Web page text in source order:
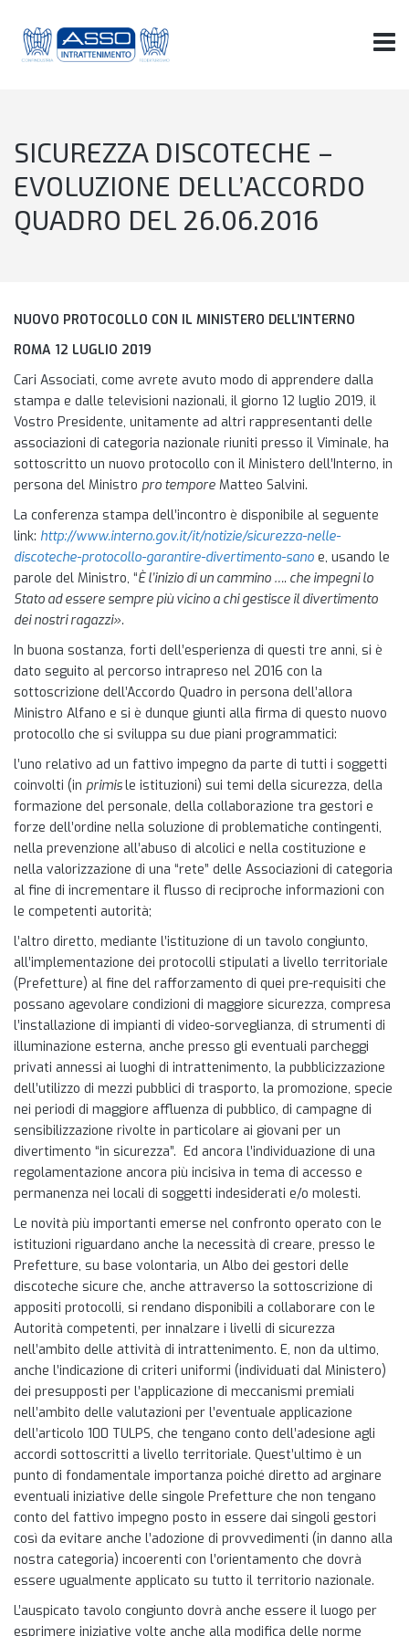
SICUREZZA DISCOTECHE –
EVOLUZIONE DELL’ACCORDO
QUADRO DEL 26.06.2016
NUOVO PROTOCOLLO CON IL MINISTERO DELL’INTERNO
ROMA 12 LUGLIO 2019
Cari Associati, come avrete avuto modo di apprendere dalla
stampa e dalle televisioni nazionali, il giorno 12 luglio 2019, il
Vostro Presidente, unitamente ad altri rappresentanti delle
associazioni di categoria nazionale riuniti presso il Viminale, ha
sottoscritto un nuovo protocollo con il Ministero dell’Interno, in
persona del Ministro pro tempore Matteo Salvini.
La conferenza stampa dell’incontro è disponibile al seguente
link: http://www.interno.gov.it/it/notizie/sicurezza-nelle-
discoteche-protocollo-garantire-divertimento-sano e, usando le
parole del Ministro, “È l’inizio di un cammino …. che impegni lo
Stato ad essere sempre più vicino a chi gestisce il divertimento
dei nostri ragazzi».
In buona sostanza, forti dell’esperienza di questi tre anni, si è
dato seguito al percorso intrapreso nel 2016 con la
sottoscrizione dell’Accordo Quadro in persona dell’allora
Ministro Alfano e si è dunque giunti alla firma di questo nuovo
protocollo che si sviluppa su due piani programmatici:
l’uno relativo ad un fattivo impegno da parte di tutti i soggetti
coinvolti (in primisle istituzioni) sui temi della sicurezza, della
formazione del personale, della collaborazione tra gestori e
forze dell’ordine nella soluzione di problematiche contingenti,
nella prevenzione all’abuso di alcolici e nella costituzione e
nella valorizzazione di una “rete” delle Associazioni di categoria
al fine di incrementare il flusso di reciproche informazioni con
le competenti autorità;
l’altro diretto, mediante l’istituzione di un tavolo congiunto,
all’implementazione dei protocolli stipulati a livello territoriale
(Prefetture) al fine del rafforzamento di quei pre-requisiti che
possano agevolare condizioni di maggiore sicurezza, compresa
l’installazione di impianti di video-sorveglianza, di strumenti di
illuminazione esterna, anche presso gli eventuali parcheggi
privati annessi ai luoghi di intrattenimento, la pubblicizzazione
dell’utilizzo di mezzi pubblici di trasporto, la promozione, specie
nei periodi di maggiore affluenza di pubblico, di campagne di
sensibilizzazione rivolte in particolare ai giovani per un
divertimento “in sicurezza”. Ed ancora l’individuazione di una
regolamentazione ancora più incisiva in tema di accesso e
permanenza nei locali di soggetti indesiderati e/o molesti.
Le novità più importanti emerse nel confronto operato con le
istituzioni riguardano anche la necessità di creare, presso le
Prefetture, su base volontaria, un Albo dei gestori delle
discoteche sicure che, anche attraverso la sottoscrizione di
appositi protocolli, si rendano disponibili a collaborare con le
Autorità competenti, per innalzare i livelli di sicurezza
nell’ambito delle attività di intrattenimento. E, non da ultimo,
anche l’indicazione di criteri uniformi (individuati dal Ministero)
dei presupposti per l’applicazione di meccanismi premiali
nell’ambito delle valutazioni per l’eventuale applicazione
dell’articolo 100 TULPS, che tengano conto dell’adesione agli
accordi sottoscritti a livello territoriale. Quest’ultimo è un
punto di fondamentale importanza poiché diretto ad arginare
eventuali iniziative delle singole Prefetture che non tengano
conto del fattivo impegno posto in essere dai singoli gestori
così da evitare anche l’adozione di provvedimenti (in danno alla
nostra categoria) incoerenti con l’orientamento che dovrà
essere ugualmente applicato su tutto il territorio nazionale.
L’auspicato tavolo congiunto dovrà anche essere il luogo per
esprimere iniziative volte anche alla modifica delle norme